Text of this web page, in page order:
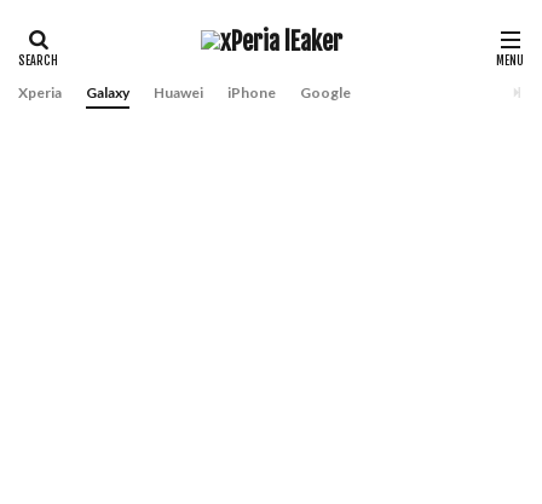
Xperia Galaxy Huawei iPhone Google